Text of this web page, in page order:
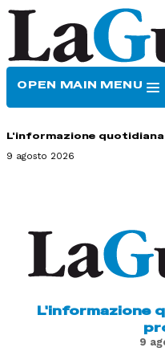
OPEN MAIN MENU
L'informazione quotidiana
9 agosto 2026
L'informazione
9